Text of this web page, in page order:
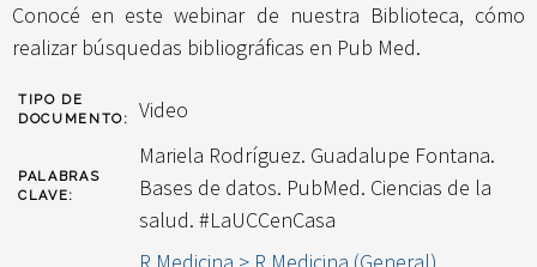
Conocé en este webinar de nuestra Biblioteca, cómo
realizar búsquedas bibliográficas en Pub Med.
TIPO DE
DOCUMENTO:
Video
PALABRAS
CLAVE:
Mariela Rodríguez. Guadalupe Fontana.
Bases de datos. PubMed. Ciencias de la
salud. #LaUCCenCasa